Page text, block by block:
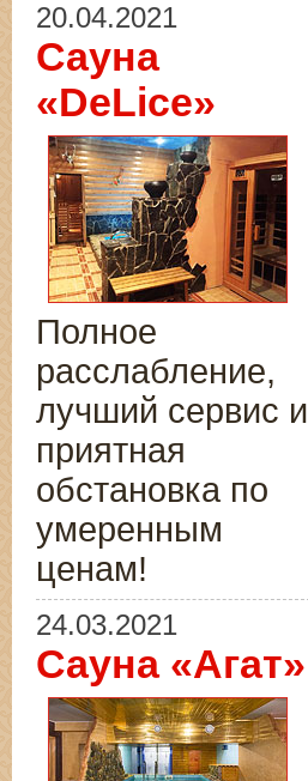
20.04.2021
Сауна
«DeLice»
Полное
расслабление,
лучший сервис и
приятная
обстановка по
умеренным
ценам!
24.03.2021
Сауна «Агат»